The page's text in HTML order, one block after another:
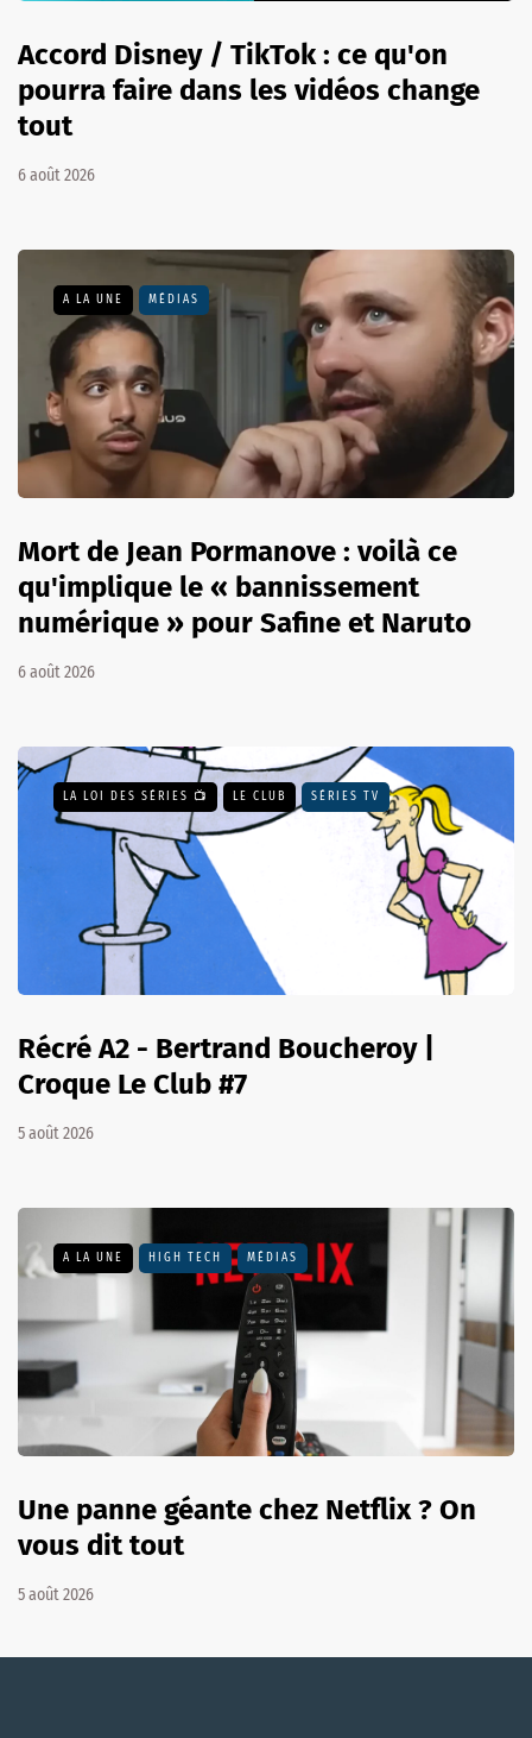
Accord Disney / TikTok : ce qu'on
pourra faire dans les vidéos change
tout
6 août 2026
A LA UNE MÉDIAS
Mort de Jean Pormanove : voilà ce
qu'implique le « bannissement
numérique » pour Safine et Naruto
6 août 2026
LA LOI DES SÉRIES 📺 LE CLUB SÉRIES TV
Récré A2 - Bertrand Boucheroy |
Croque Le Club #7
5 août 2026
A LA UNE HIGH TECH MÉDIAS
Une panne géante chez Netflix ? On
vous dit tout
5 août 2026